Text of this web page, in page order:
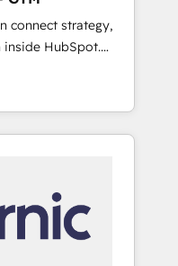
full
Configure
process. Sales,
together. ➤ AI
AI, custom
manual work. ➤
tune-ups,
work.
connect strategy,
inside HubSpot.
agencies fall
with
the right
only
in CRM
data
execution.